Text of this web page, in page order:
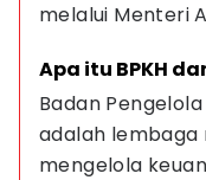
melalui Menteri
Apa itu BPKH
Badan
adalah lembaga
mengelola